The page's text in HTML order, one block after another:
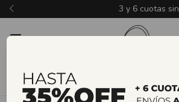
3 y 6 cuotas sin interés